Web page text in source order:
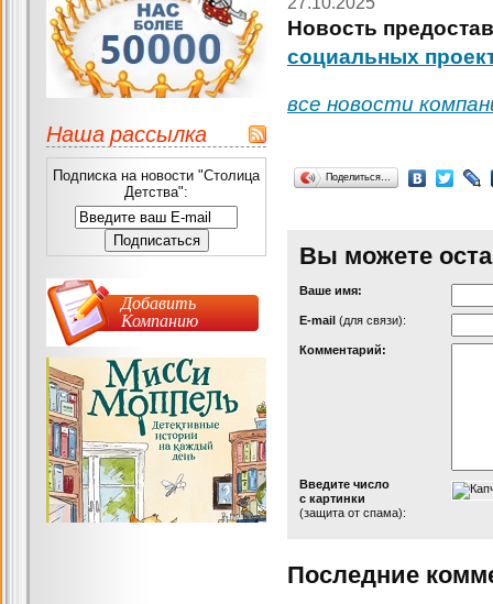
Новость
социальных
все новости
Поделиться…
Вы можете
Ваше имя:
Е-mail (для связи):
Комментарий:
Введите число
с картинки
(защита от спама):
Последние
Наша рассылка
Подписка на новости "Столица
Детства":
Добавить
Компанию